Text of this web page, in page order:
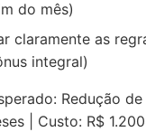
do mês)
claramente as
integral)
Redução
| Custo: R$